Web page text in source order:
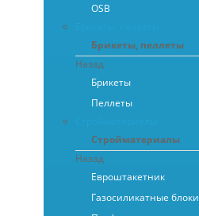
OSB
Брикеты, пеллеты
Назад
Брикеты
Пеллеты
Стройматериалы
Назад
Евроштакетник
Газосиликатные блоки